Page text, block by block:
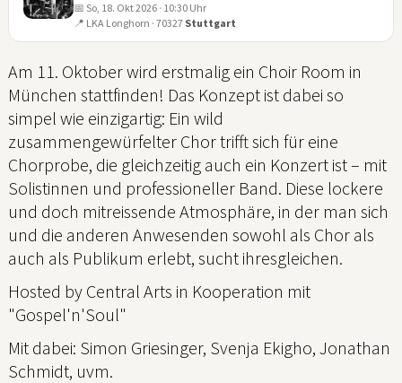
OKT
📅 So, 18. Okt 2026 · 10:30 Uhr
📍 LKA Longhorn · 70327 Stuttgart
Am 11. Oktober wird erstmalig ein Choir Room in
München stattfinden! Das Konzept ist dabei so
simpel wie einzigartig: Ein wild
zusammengewürfelter Chor trifft sich für eine
Chorprobe, die gleichzeitig auch ein Konzert ist – mit
Solistinnen und professioneller Band. Diese lockere
und doch mitreissende Atmosphäre, in der man sich
und die anderen Anwesenden sowohl als Chor als
auch als Publikum erlebt, sucht ihresgleichen.
Hosted by Central Arts in Kooperation mit
"Gospel'n'Soul"
Mit dabei: Simon Griesinger, Svenja Ekigho, Jonathan
Schmidt, uvm.